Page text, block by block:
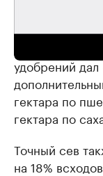
удобрений
гектара по
гектара по
Точный сев
на 18%